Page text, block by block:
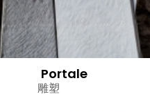
Portale
雕塑